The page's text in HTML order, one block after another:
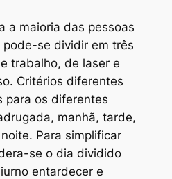
a maioria das pessoas
pode-se dividir em três
trabalho, de laser e
Critérios diferentes
para os diferentes
manhã, tarde,
Para simplificar
se o dia dividido
entardecer e